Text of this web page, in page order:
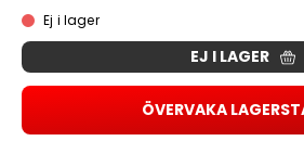
Ej i lager
EJ I LAGER
ÖVERVAKA